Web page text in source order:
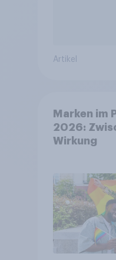
Artikel
Marken im
2026:
Wirkung